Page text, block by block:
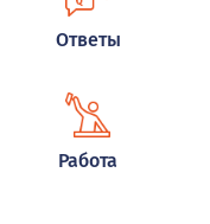
Ответы
Работа